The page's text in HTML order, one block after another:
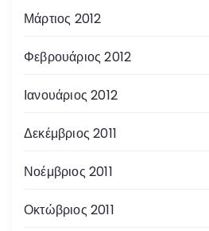
Μάρτιος 2012
Φεβρουάριος 2012
Ιανουάριος 2012
Δεκέμβριος 2011
Νοέμβριος 2011
Οκτώβριος 2011